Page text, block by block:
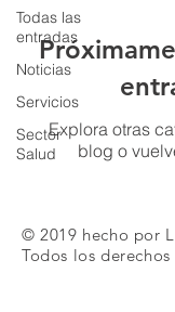
Todas las
entradas
Noticias
Servicios
Sector
Salud
Explora otras
blog o
© 2019 hecho por
Todos los derechos